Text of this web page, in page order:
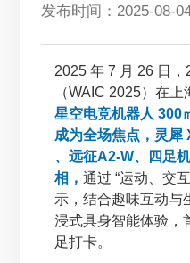
发布时间：2025-08-
2025 年 7 月 26 日
（WAIC 2025）在
星空电竞机器人 300
成为全场焦点，灵犀
、远征A2-W、四足
相，通过 “运动、交
示，结合趣味互动与
浸式具身智能体验，
足打卡。